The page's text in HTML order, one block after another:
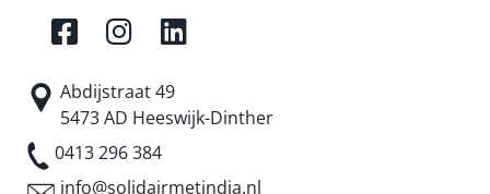
Abdijstraat 49
5473 AD Heeswijk-Dinther
0413 296 384
info@solidairmetindia.nl